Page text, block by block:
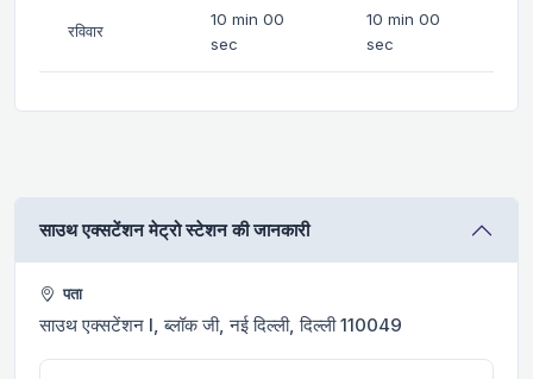
रविवार
10 min 00
sec
10 min 00
sec
साउथ एक्सटेंशन मेट्रो स्टेशन की जानकारी
पता
साउथ एक्सटेंशन I, ब्लॉक जी, नई दिल्ली, दिल्ली 110049